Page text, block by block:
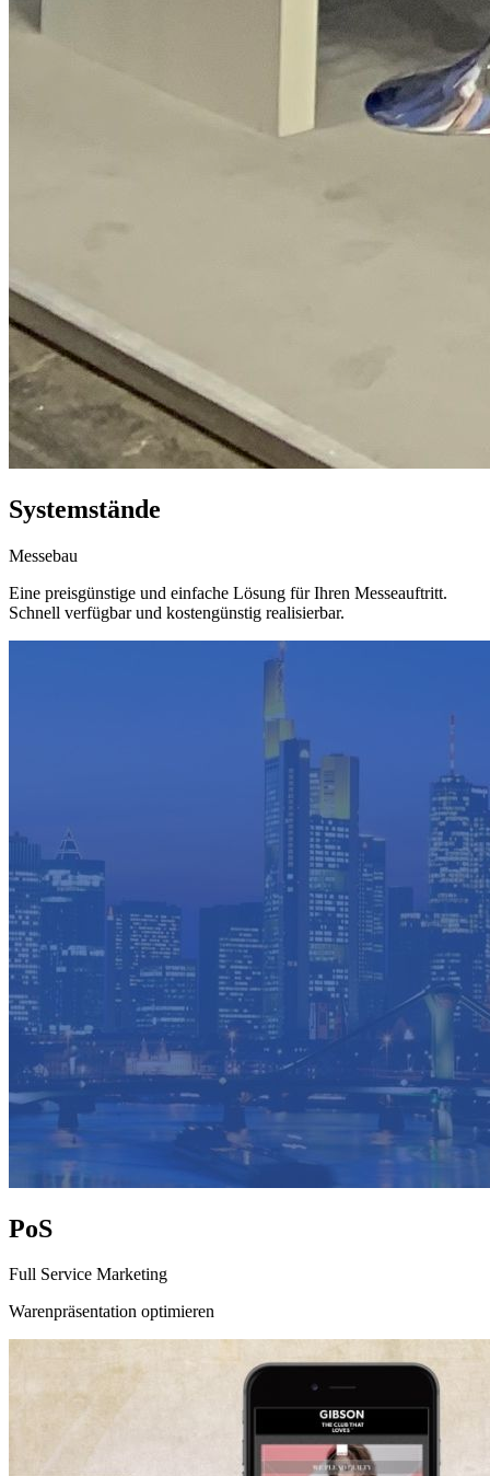
Systemstände
Messebau
Eine preisgünstige und einfache Lösung für Ihren Messeauftritt.
Schnell verfügbar und kostengünstig realisierbar.
PoS
Full Service Marketing
Warenpräsentation optimieren